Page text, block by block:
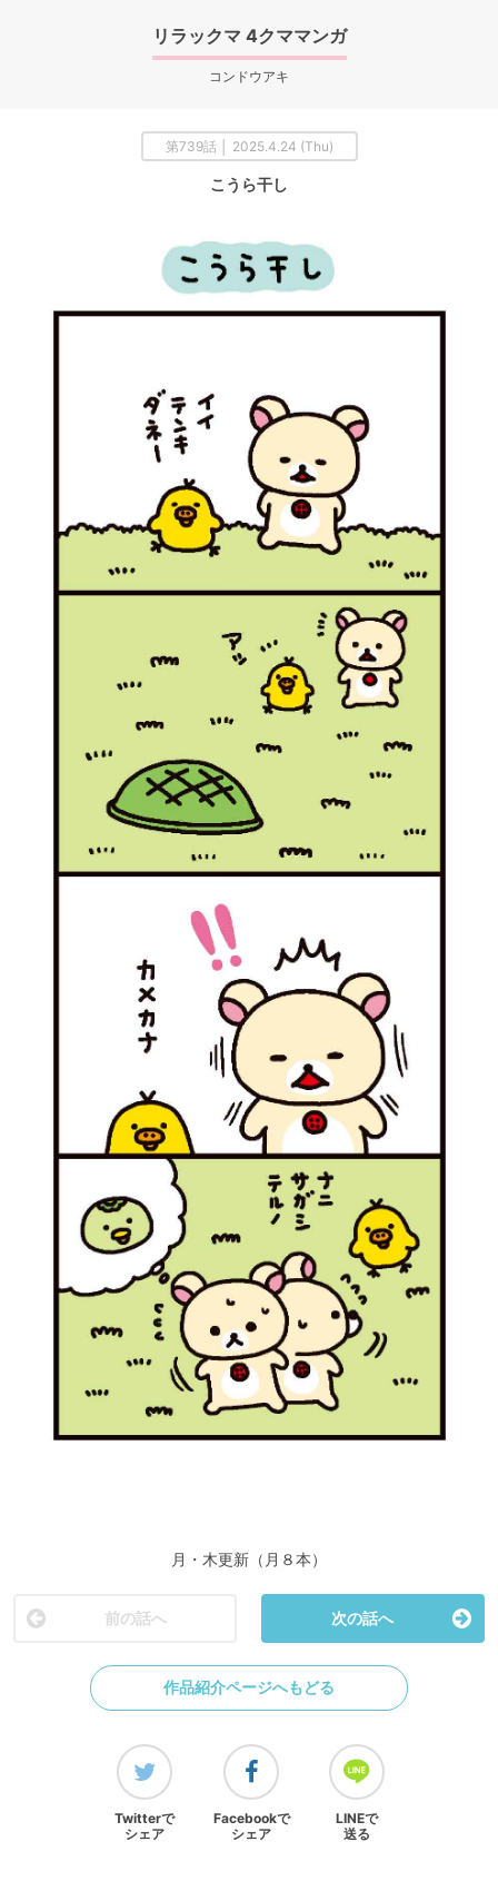
リラックマ 4クママンガ
コンドウアキ
第739話 │ 2025.4.24 (Thu)
こうら干し
月・木更新（月８本）
前の話へ 次の話へ
作品紹介ページへもどる
Twitterで
シェア
Facebookで
シェア
LINEで
送る